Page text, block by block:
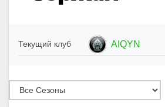
Текущий клуб AIQYN